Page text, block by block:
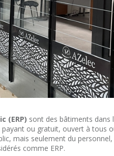
(ERP) sont des bâtiments dans
payant ou gratuit, ouvert à tous
mais seulement du
comme ERP.